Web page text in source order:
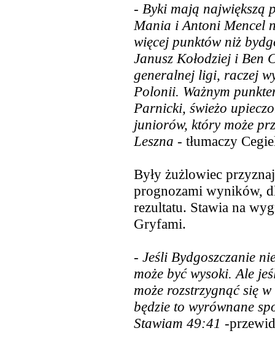
- Byki mają największą
Mania i Antoni Mencel
więcej punktów niż
Janusz Kołodziej i Ben
generalnej ligi, raczej
Polonii. Ważnym
Parnicki, świeżo
juniorów, który może
Leszna - tłumaczy
Były żużlowiec
prognozami wyników,
rezultatu. Stawia na
Gryfami.
- Jeśli Bydgoszczanie
może być wysoki. Ale
może rozstrzygnąć się
będzie to wyrównane
Stawiam 49:41 -